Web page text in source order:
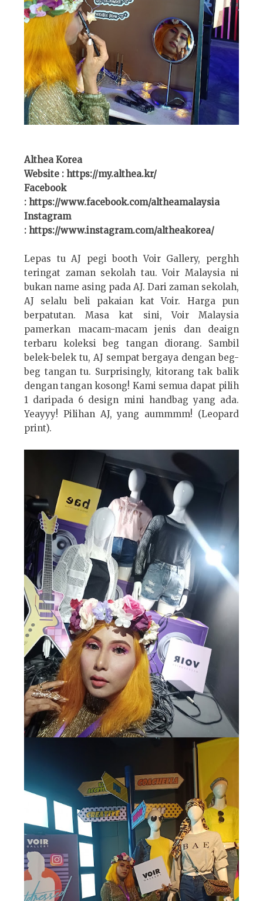
Althea Korea
Website : https://my.althea.kr/
Facebook
: https://www.facebook.com/altheamalaysia
Instagram
: https://www.instagram.com/altheakorea/
Lepas tu AJ pegi booth Voir Gallery, perghh
teringat zaman sekolah tau. Voir Malaysia ni
bukan name asing pada AJ. Dari zaman sekolah,
AJ selalu beli pakaian kat Voir. Harga pun
berpatutan. Masa kat sini, Voir Malaysia
pamerkan macam-macam jenis dan deaign
terbaru koleksi beg tangan diorang. Sambil
belek-belek tu, AJ sempat bergaya dengan beg-
beg tangan tu. Surprisingly, kitorang tak balik
dengan tangan kosong! Kami semua dapat pilih
1 daripada 6 design mini handbag yang ada.
Yeayyy! Pilihan AJ, yang aummmm! (Leopard
print).